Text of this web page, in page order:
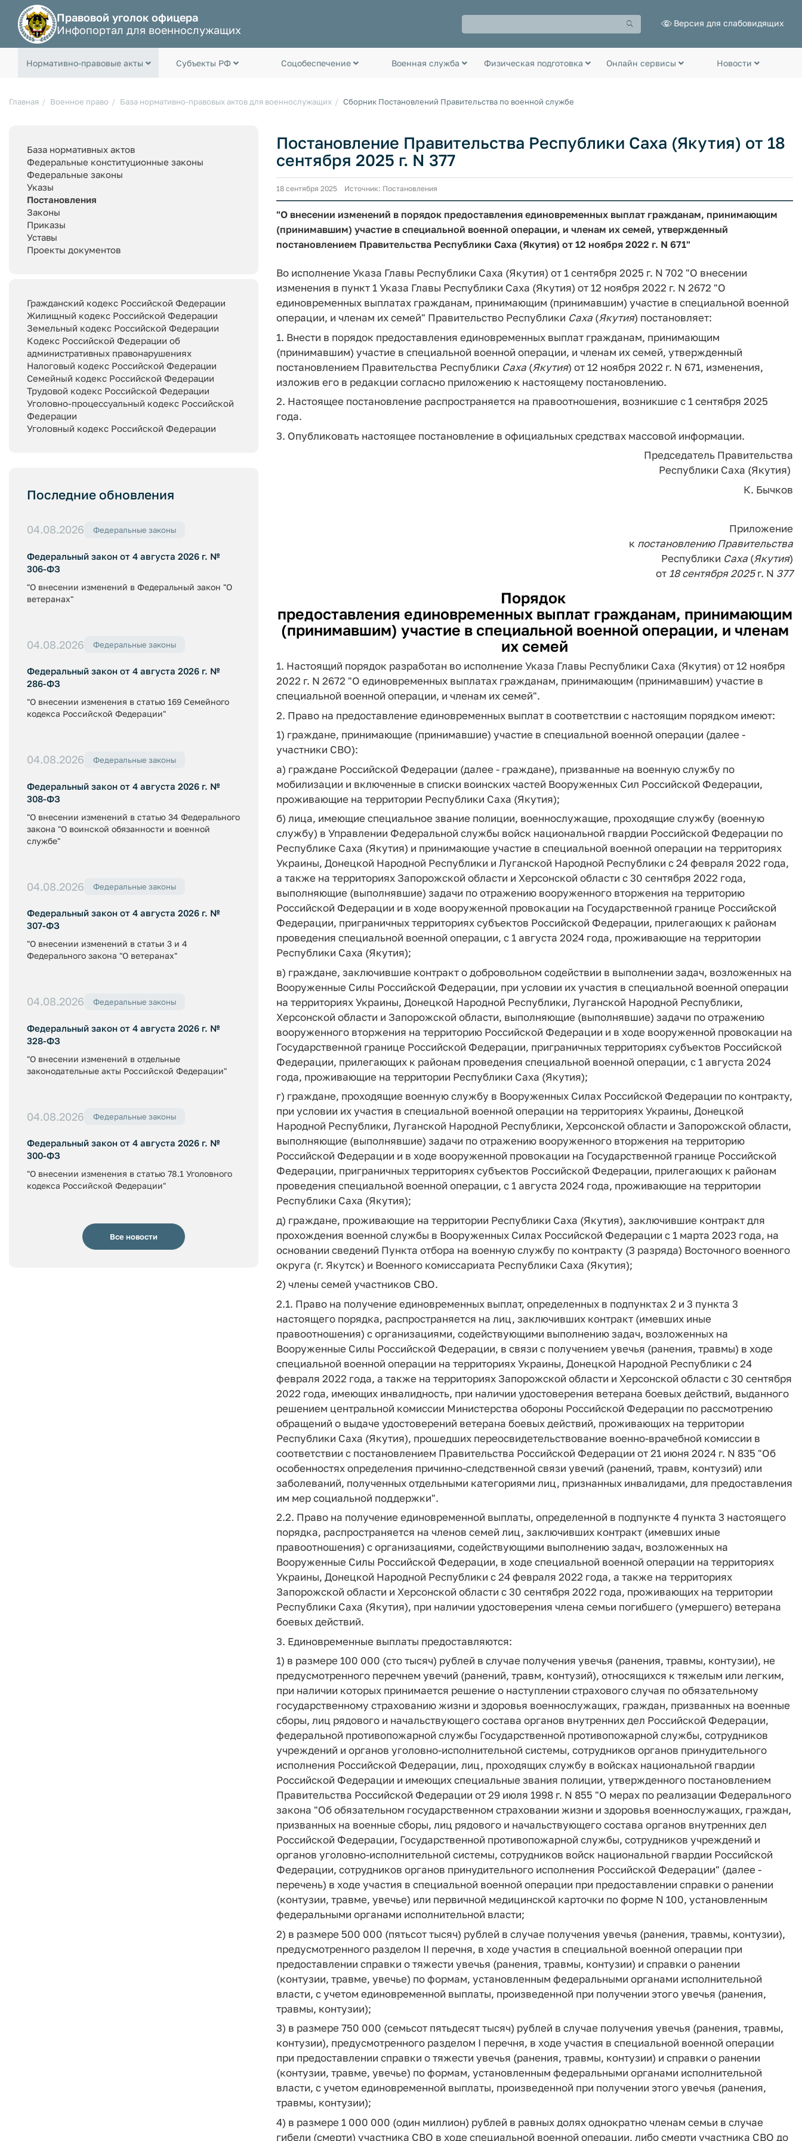
Правовой уголок офицера
Инфопортал для военнослужащих
Версия для слабовидящих
Нормативно-правовые акты Субъекты РФ Соцобеспечение Военная служба Физическая подготовка Онлайн сервисы Новости
Главная Военное право База нормативно-правовых актов для военнослужащих Сборник Постановлений Правительства по военной службе
База нормативных актов
Федеральные конституционные законы
Федеральные законы
Указы
Постановления
Законы
Приказы
Уставы
Проекты документов
Гражданский кодекс Российской Федерации
Жилищный кодекс Российской Федерации
Земельный кодекс Российской Федерации
Кодекс Российской Федерации об
административных правонарушениях
Налоговый кодекс Российской Федерации
Семейный кодекс Российской Федерации
Трудовой кодекс Российской Федерации
Уголовно-процессуальный кодекс Российской
Федерации
Уголовный кодекс Российской Федерации
Последние обновления
04.08.2026 Федеральные законы
Федеральный закон от 4 августа 2026 г. №
306-ФЗ
"О внесении изменений в Федеральный закон "О
ветеранах"
04.08.2026 Федеральные законы
Федеральный закон от 4 августа 2026 г. №
286-ФЗ
"О внесении изменения в статью 169 Семейного
кодекса Российской Федерации"
04.08.2026 Федеральные законы
Федеральный закон от 4 августа 2026 г. №
308-ФЗ
"О внесении изменений в статью 34 Федерального
закона "О воинской обязанности и военной
службе"
04.08.2026 Федеральные законы
Федеральный закон от 4 августа 2026 г. №
307-ФЗ
"О внесении изменений в статьи 3 и 4
Федерального закона "О ветеранах"
04.08.2026 Федеральные законы
Федеральный закон от 4 августа 2026 г. №
328-ФЗ
"О внесении изменений в отдельные
законодательные акты Российской Федерации"
04.08.2026 Федеральные законы
Федеральный закон от 4 августа 2026 г. №
300-ФЗ
"О внесении изменения в статью 78.1 Уголовного
кодекса Российской Федерации"
Все новости
Постановление Правительства Республики Саха (Якутия) от 18
сентября 2025 г. N 377
18 сентября 2025 Источник: Постановления
"О внесении изменений в порядок предоставления единовременных выплат гражданам, принимающим
(принимавшим) участие в специальной военной операции, и членам их семей, утвержденный
постановлением Правительства Республики Саха (Якутия) от 12 ноября 2022 г. N 671"
Во исполнение Указа Главы Республики Саха (Якутия) от 1 сентября 2025 г. N 702 "О внесении
изменения в пункт 1 Указа Главы Республики Саха (Якутия) от 12 ноября 2022 г. N 2672 "О
единовременных выплатах гражданам, принимающим (принимавшим) участие в специальной военной
операции, и членам их семей" Правительство Республики Саха (Якутия) постановляет:
1. Внести в порядок предоставления единовременных выплат гражданам, принимающим
(принимавшим) участие в специальной военной операции, и членам их семей, утвержденный
постановлением Правительства Республики Саха (Якутия) от 12 ноября 2022 г. N 671, изменения,
изложив его в редакции согласно приложению к настоящему постановлению.
2. Настоящее постановление распространяется на правоотношения, возникшие с 1 сентября 2025
года.
3. Опубликовать настоящее постановление в официальных средствах массовой информации.
Председатель Правительства
Республики Саха (Якутия)
К. Бычков
Приложение
к постановлению Правительства
Республики Саха (Якутия)
от 18 сентября 2025г. N 377
Порядок
предоставления единовременных выплат гражданам, принимающим
(принимавшим) участие в специальной военной операции, и членам
их семей
1. Настоящий порядок разработан во исполнение Указа Главы Республики Саха (Якутия) от 12 ноября
2022 г. N 2672 "О единовременных выплатах гражданам, принимающим (принимавшим) участие в
специальной военной операции, и членам их семей".
2. Право на предоставление единовременных выплат в соответствии с настоящим порядком имеют:
1) граждане, принимающие (принимавшие) участие в специальной военной операции (далее -
участники СВО):
а) граждане Российской Федерации (далее - граждане), призванные на военную службу по
мобилизации и включенные в списки воинских частей Вооруженных Сил Российской Федерации,
проживающие на территории Республики Саха (Якутия);
б) лица, имеющие специальное звание полиции, военнослужащие, проходящие службу (военную
службу) в Управлении Федеральной службы войск национальной гвардии Российской Федерации по
Республике Саха (Якутия) и принимающие участие в специальной военной операции на территориях
Украины, Донецкой Народной Республики и Луганской Народной Республики с 24 февраля 2022 года,
а также на территориях Запорожской области и Херсонской области с 30 сентября 2022 года,
выполняющие (выполнявшие) задачи по отражению вооруженного вторжения на территорию
Российской Федерации и в ходе вооруженной провокации на Государственной границе Российской
Федерации, приграничных территориях субъектов Российской Федерации, прилегающих к районам
проведения специальной военной операции, с 1 августа 2024 года, проживающие на территории
Республики Саха (Якутия);
в) граждане, заключившие контракт о добровольном содействии в выполнении задач, возложенных на
Вооруженные Силы Российской Федерации, при условии их участия в специальной военной операции
на территориях Украины, Донецкой Народной Республики, Луганской Народной Республики,
Херсонской области и Запорожской области, выполняющие (выполнявшие) задачи по отражению
вооруженного вторжения на территорию Российской Федерации и в ходе вооруженной провокации на
Государственной границе Российской Федерации, приграничных территориях субъектов Российской
Федерации, прилегающих к районам проведения специальной военной операции, с 1 августа 2024
года, проживающие на территории Республики Саха (Якутия);
г) граждане, проходящие военную службу в Вооруженных Силах Российской Федерации по контракту,
при условии их участия в специальной военной операции на территориях Украины, Донецкой
Народной Республики, Луганской Народной Республики, Херсонской области и Запорожской области,
выполняющие (выполнявшие) задачи по отражению вооруженного вторжения на территорию
Российской Федерации и в ходе вооруженной провокации на Государственной границе Российской
Федерации, приграничных территориях субъектов Российской Федерации, прилегающих к районам
проведения специальной военной операции, с 1 августа 2024 года, проживающие на территории
Республики Саха (Якутия);
д) граждане, проживающие на территории Республики Саха (Якутия), заключившие контракт для
прохождения военной службы в Вооруженных Силах Российской Федерации с 1 марта 2023 года, на
основании сведений Пункта отбора на военную службу по контракту (3 разряда) Восточного военного
округа (г. Якутск) и Военного комиссариата Республики Саха (Якутия);
2) члены семей участников СВО.
2.1. Право на получение единовременных выплат, определенных в подпунктах 2 и 3 пункта 3
настоящего порядка, распространяется на лиц, заключивших контракт (имевших иные
правоотношения) с организациями, содействующими выполнению задач, возложенных на
Вооруженные Силы Российской Федерации, в связи с получением увечья (ранения, травмы) в ходе
специальной военной операции на территориях Украины, Донецкой Народной Республики с 24
февраля 2022 года, а также на территориях Запорожской области и Херсонской области с 30 сентября
2022 года, имеющих инвалидность, при наличии удостоверения ветерана боевых действий, выданного
решением центральной комиссии Министерства обороны Российской Федерации по рассмотрению
обращений о выдаче удостоверений ветерана боевых действий, проживающих на территории
Республики Саха (Якутия), прошедших переосвидетельствование военно-врачебной комиссии в
соответствии с постановлением Правительства Российской Федерации от 21 июня 2024 г. N 835 "Об
особенностях определения причинно-следственной связи увечий (ранений, травм, контузий) или
заболеваний, полученных отдельными категориями лиц, признанных инвалидами, для предоставления
им мер социальной поддержки".
2.2. Право на получение единовременной выплаты, определенной в подпункте 4 пункта 3 настоящего
порядка, распространяется на членов семей лиц, заключивших контракт (имевших иные
правоотношения) с организациями, содействующими выполнению задач, возложенных на
Вооруженные Силы Российской Федерации, в ходе специальной военной операции на территориях
Украины, Донецкой Народной Республики с 24 февраля 2022 года, а также на территориях
Запорожской области и Херсонской области с 30 сентября 2022 года, проживающих на территории
Республики Саха (Якутия), при наличии удостоверения члена семьи погибшего (умершего) ветерана
боевых действий.
3. Единовременные выплаты предоставляются:
1) в размере 100 000 (сто тысяч) рублей в случае получения увечья (ранения, травмы, контузии), не
предусмотренного перечнем увечий (ранений, травм, контузий), относящихся к тяжелым или легким,
при наличии которых принимается решение о наступлении страхового случая по обязательному
государственному страхованию жизни и здоровья военнослужащих, граждан, призванных на военные
сборы, лиц рядового и начальствующего состава органов внутренних дел Российской Федерации,
федеральной противопожарной службы Государственной противопожарной службы, сотрудников
учреждений и органов уголовно-исполнительной системы, сотрудников органов принудительного
исполнения Российской Федерации, лиц, проходящих службу в войсках национальной гвардии
Российской Федерации и имеющих специальные звания полиции, утвержденного постановлением
Правительства Российской Федерации от 29 июля 1998 г. N 855 "О мерах по реализации Федерального
закона "Об обязательном государственном страховании жизни и здоровья военнослужащих, граждан,
призванных на военные сборы, лиц рядового и начальствующего состава органов внутренних дел
Российской Федерации, Государственной противопожарной службы, сотрудников учреждений и
органов уголовно-исполнительной системы, сотрудников войск национальной гвардии Российской
Федерации, сотрудников органов принудительного исполнения Российской Федерации" (далее -
перечень) в ходе участия в специальной военной операции при предоставлении справки о ранении
(контузии, травме, увечье) или первичной медицинской карточки по форме N 100, установленным
федеральными органами исполнительной власти;
2) в размере 500 000 (пятьсот тысяч) рублей в случае получения увечья (ранения, травмы, контузии),
предусмотренного разделом II перечня, в ходе участия в специальной военной операции при
предоставлении справки о тяжести увечья (ранения, травмы, контузии) и справки о ранении
(контузии, травме, увечье) по формам, установленным федеральными органами исполнительной
власти, с учетом единовременной выплаты, произведенной при получении этого увечья (ранения,
травмы, контузии);
3) в размере 750 000 (семьсот пятьдесят тысяч) рублей в случае получения увечья (ранения, травмы,
контузии), предусмотренного разделом I перечня, в ходе участия в специальной военной операции
при предоставлении справки о тяжести увечья (ранения, травмы, контузии) и справки о ранении
(контузии, травме, увечье) по формам, установленным федеральными органами исполнительной
власти, с учетом единовременной выплаты, произведенной при получении этого увечья (ранения,
травмы, контузии);
4) в размере 1 000 000 (один миллион) рублей в равных долях однократно членам семьи в случае
гибели (смерти) участника СВО в ходе специальной военной операции, либо смерти участника СВО до